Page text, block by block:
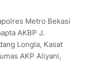
Metro Bekasi
AKBP J.
Longla, Kasat
AKP Aliyani,